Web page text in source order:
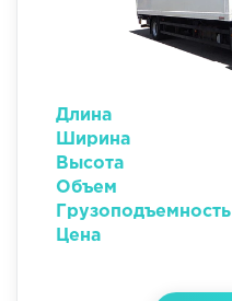
Длина
Ширина
Высота
Объем
Грузоподъемность
Цена